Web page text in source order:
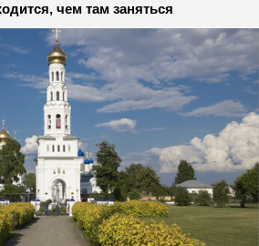
чем там заняться